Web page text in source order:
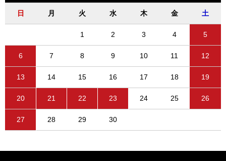
日 月 火 水 木 金 土
1 2 3 4 5
6 7 8 9 10 11 12
13 14 15 16 17 18 19
20 21 22 23 24 25 26
27 28 29 30